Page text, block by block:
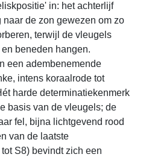
in: het achterlijf
de zon gewezen om zo
terwijl de vleugels
beneden hangen.
een adembenemende
intens koraalrode tot
harde determinatiekenmerk
basis van de vleugels; de
fel, bijna lichtgevend rood
van de laatste
S8) bevindt zich een